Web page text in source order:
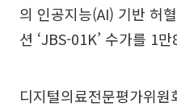
의 인공지능(AI) 기반 허
션 ‘JBS-01K’ 수가를 1
디지털의료전문평가위